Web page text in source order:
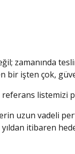
zamanında
işten çok,
listemizi
uzun
itibaren